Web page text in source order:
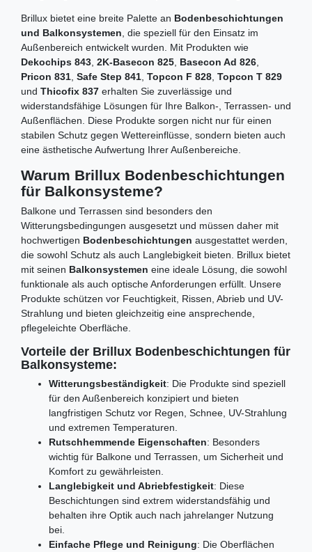
Brillux bietet eine breite Palette an Bodenbeschichtungen
und Balkonsystemen , die speziell für den Einsatz im
Außenbereich entwickelt wurden. Mit Produkten wie
Dekochips 843 2K-Basecon 825 Basecon Ad 826
Pricon 831 Safe Step 841 Topcon F 828 Topcon T 829
und Thicofix 837 erhalten Sie zuverlässige und
widerstandsfähige Lösungen für Ihre Balkon-, Terrassen- und
Außenflächen. Diese Produkte sorgen nicht nur für einen
stabilen Schutz gegen Wettereinflüsse, sondern bieten auch
eine ästhetische Aufwertung Ihrer Außenbereiche.
Warum Brillux Bodenbeschichtungen
für Balkonsysteme?
Balkone und Terrassen sind besonders den
Witterungsbedingungen ausgesetzt und müssen daher mit
hochwertigen Bodenbeschichtungen ausgestattet werden,
die sowohl Schutz als auch Langlebigkeit bieten. Brillux bietet
mit seinen Balkonsystemen eine ideale Lösung, die sowohl
funktionale als auch optische Anforderungen erfüllt. Unsere
Produkte schützen vor Feuchtigkeit, Rissen, Abrieb und UV-
Strahlung und bieten gleichzeitig eine ansprechende,
pflegeleichte Oberfläche.
Vorteile der Brillux Bodenbeschichtungen für
Balkonsysteme:
Witterungsbeständigkeit: Die Produkte sind speziell
für den Außenbereich konzipiert und bieten
langfristigen Schutz vor Regen, Schnee, UV-Strahlung
und extremen Temperaturen.
Rutschhemmende Eigenschaften: Besonders
wichtig für Balkone und Terrassen, um Sicherheit und
Komfort zu gewährleisten.
Langlebigkeit und Abriebfestigkeit: Diese
Beschichtungen sind extrem widerstandsfähig und
behalten ihre Optik auch nach jahrelanger Nutzung
bei.
Einfache Pflege und Reinigung: Die Oberflächen